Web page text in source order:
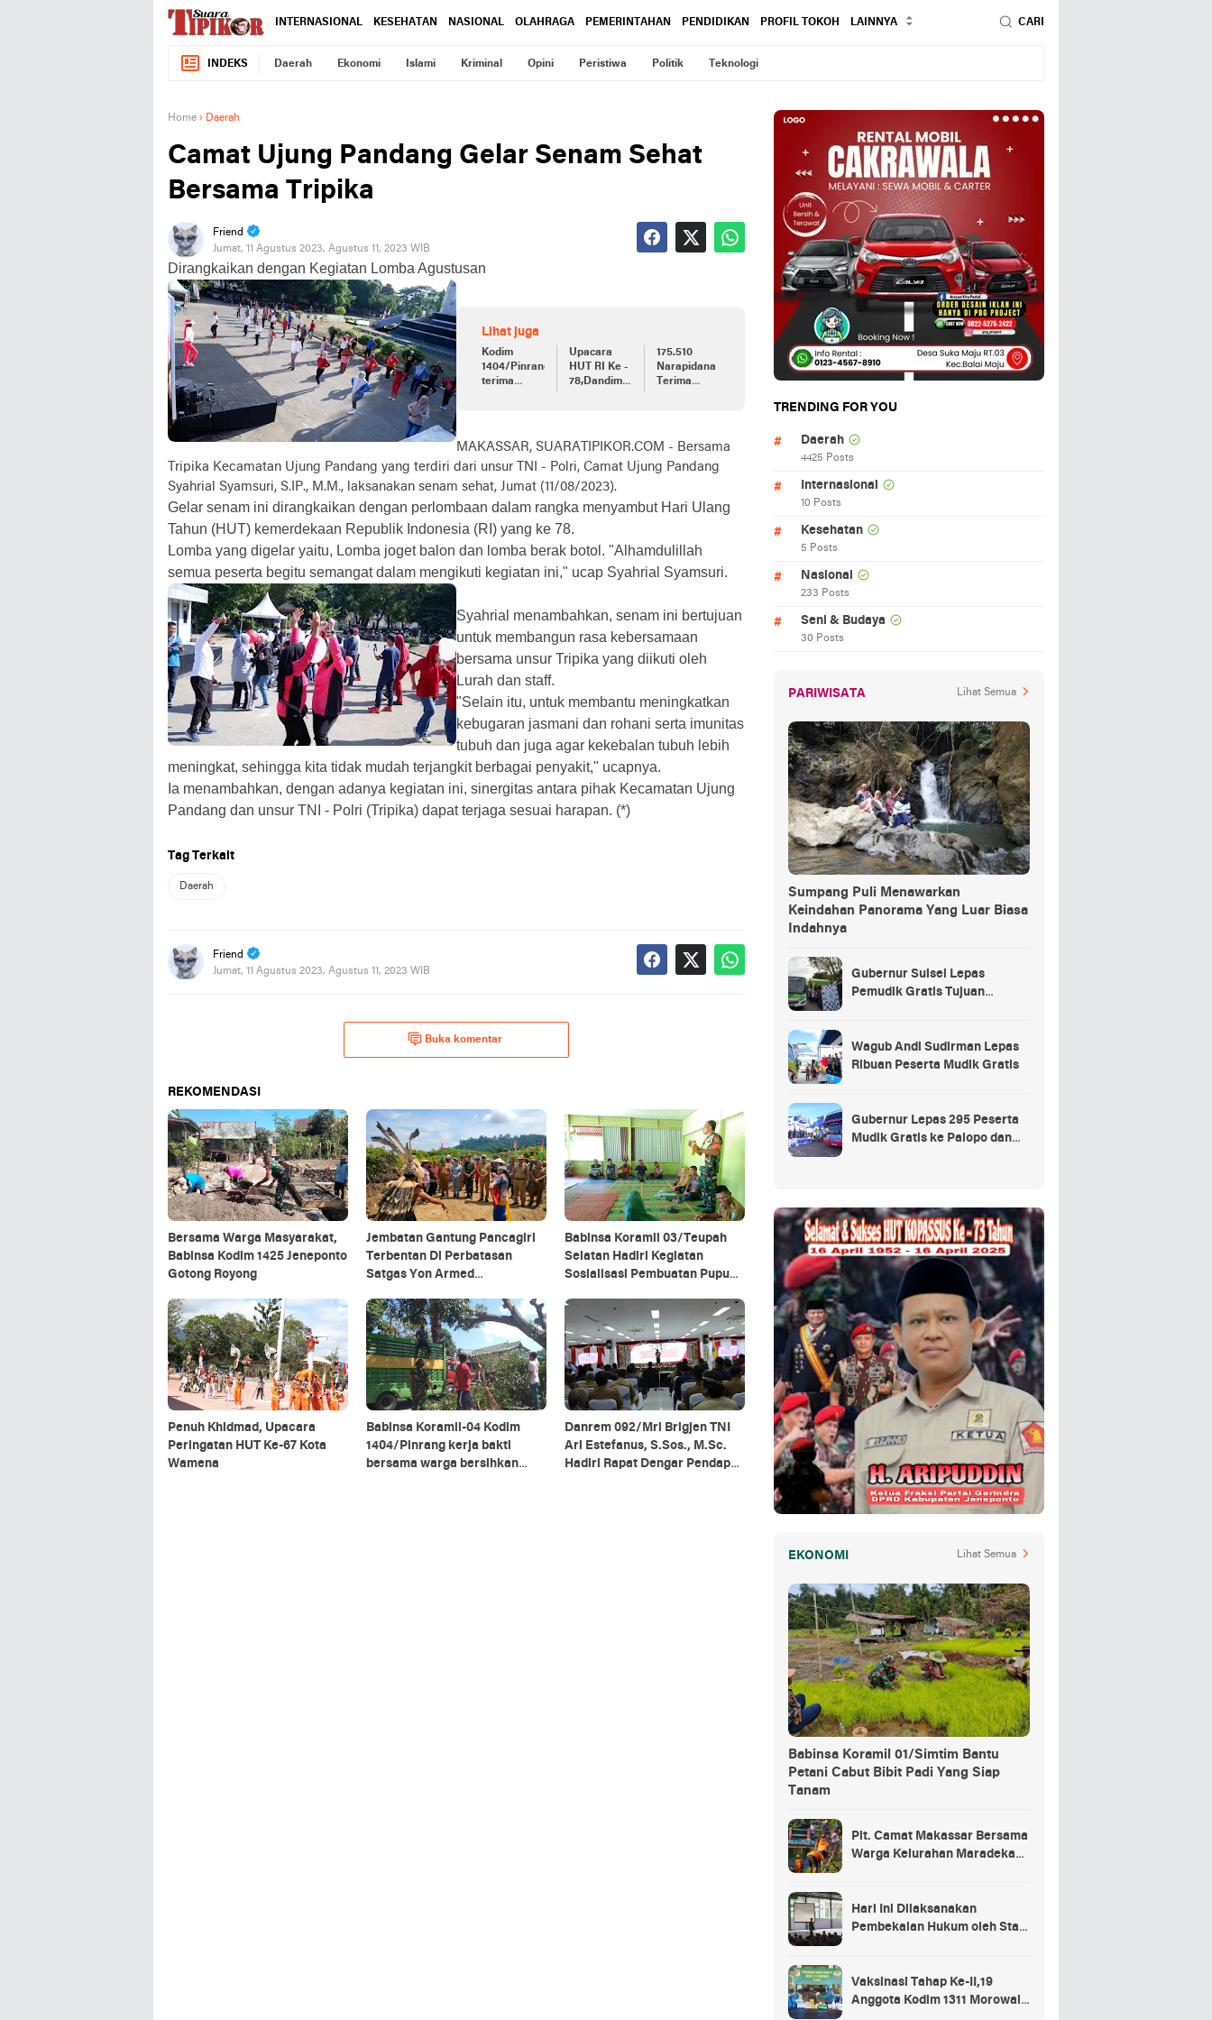
INTERNASIONAL KESEHATAN NASIONAL OLAHRAGA PEMERINTAHAN PENDIDIKAN PROFIL TOKOH LAINNYA CARI
INDEKS Daerah Ekonomi Islami Kriminal Opini Peristiwa Politik Teknologi
Home › Daerah
Camat Ujung Pandang Gelar Senam Sehat
Bersama Tripika
Friend
Jumat, 11 Agustus 2023, Agustus 11, 2023 WIB
Dirangkaikan dengan Kegiatan Lomba Agustusan
Lihat juga
Kodim
1404/Pinrang
terima
dari BRI
Upacara
HUT RI Ke -
78,Dandim
Sebagai
Semangat
Merah Putih
Yang Tidak
Berubah
175.510
Narapidana
Terima
2.606
Langsung
Bebas
MAKASSAR, SUARATIPIKOR.COM - Bersama
Tripika Kecamatan Ujung Pandang yang terdiri dari unsur TNI - Polri, Camat Ujung Pandang
Syahrial Syamsuri, S.IP., M.M., laksanakan senam sehat, Jumat (11/08/2023).
Gelar senam ini dirangkaikan dengan perlombaan dalam rangka menyambut Hari Ulang
Tahun (HUT) kemerdekaan Republik Indonesia (RI) yang ke 78.
Lomba yang digelar yaitu, Lomba joget balon dan lomba berak botol. "Alhamdulillah
semua peserta begitu semangat dalam mengikuti kegiatan ini," ucap Syahrial Syamsuri.
Syahrial menambahkan, senam ini bertujuan
untuk membangun rasa kebersamaan
bersama unsur Tripika yang diikuti oleh
Lurah dan staff.
"Selain itu, untuk membantu meningkatkan
kebugaran jasmani dan rohani serta imunitas
tubuh dan juga agar kekebalan tubuh lebih
meningkat, sehingga kita tidak mudah terjangkit berbagai penyakit," ucapnya.
Ia menambahkan, dengan adanya kegiatan ini, sinergitas antara pihak Kecamatan Ujung
Pandang dan unsur TNI - Polri (Tripika) dapat terjaga sesuai harapan. (*)
Tag Terkait
Daerah
Friend
Jumat, 11 Agustus 2023, Agustus 11, 2023 WIB
Buka komentar
REKOMENDASI
Bersama Warga Masyarakat,
Babinsa Kodim 1425 Jeneponto
Gotong Royong
Jembatan Gantung Pancagiri
Terbentan Di Perbatasan
Satgas Yon Armed
Rescue Dan PT MA/BDRMS
Babinsa Koramil 03/Teupah
Selatan Hadiri Kegiatan
Sosialisasi Pembuatan Pupuk
Penuh Khidmad, Upacara
Peringatan HUT Ke-67 Kota
Wamena
Babinsa Koramil-04 Kodim
1404/Pinrang kerja bakti
bersama warga bersihkan
Danrem 092/Mrl Brigjen TNI
Ari Estefanus, S.Sos., M.Sc.
Hadiri Rapat Dengar Pendapat
TRENDING FOR YOU
Daerah
4425 Posts
Internasional
10 Posts
Kesehatan
5 Posts
Nasional
233 Posts
Seni & Budaya
30 Posts
PARIWISATA Lihat Semua
Sumpang Puli Menawarkan
Keindahan Panorama Yang Luar Biasa
Indahnya
Gubernur Sulsel Lepas
Pemudik Gratis Tujuan
Wagub Andi Sudirman Lepas
Ribuan Peserta Mudik Gratis
Gubernur Lepas 295 Peserta
Mudik Gratis ke Palopo dan
EKONOMI Lihat Semua
Babinsa Koramil 01/Simtim Bantu
Petani Cabut Bibit Padi Yang Siap
Tanam
Plt. Camat Makassar Bersama
Warga Kelurahan Maradekaya
Hari Ini Dilaksanakan
Pembekalan Hukum oleh Staf
Kostrad
Vaksinasi Tahap Ke-II,19
Anggota Kodim 1311 Morowali